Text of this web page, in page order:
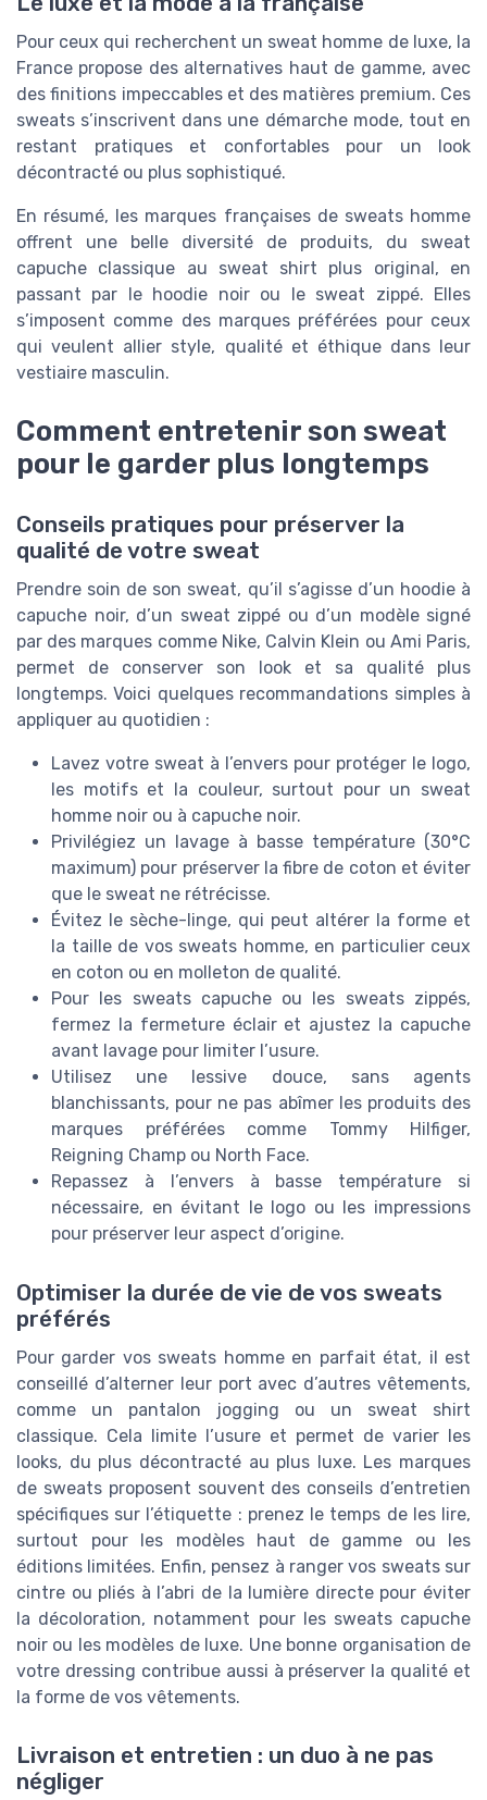
Pour ceux qui recherchent un sweat homme de luxe, la
France propose des alternatives haut de gamme, avec
des finitions impeccables et des matières premium. Ces
sweats s’inscrivent dans une démarche mode, tout en
restant pratiques et confortables pour un look
décontracté ou plus sophistiqué.
En résumé, les marques françaises de sweats homme
offrent une belle diversité de produits, du sweat
capuche classique au sweat shirt plus original, en
passant par le hoodie noir ou le sweat zippé. Elles
s’imposent comme des marques préférées pour ceux
qui veulent allier style, qualité et éthique dans leur
vestiaire masculin.
Comment entretenir son sweat
pour le garder plus longtemps
Conseils pratiques pour préserver la
qualité de votre sweat
Prendre soin de son sweat, qu’il s’agisse d’un hoodie à
capuche noir, d’un sweat zippé ou d’un modèle signé
par des marques comme Nike, Calvin Klein ou Ami Paris,
permet de conserver son look et sa qualité plus
longtemps. Voici quelques recommandations simples à
appliquer au quotidien :
Lavez votre sweat à l’envers pour protéger le logo,
les motifs et la couleur, surtout pour un sweat
homme noir ou à capuche noir.
Privilégiez un lavage à basse température (30°C
maximum) pour préserver la fibre de coton et éviter
que le sweat ne rétrécisse.
Évitez le sèche-linge, qui peut altérer la forme et
la taille de vos sweats homme, en particulier ceux
en coton ou en molleton de qualité.
Pour les sweats capuche ou les sweats zippés,
fermez la fermeture éclair et ajustez la capuche
avant lavage pour limiter l’usure.
Utilisez une lessive douce, sans agents
blanchissants, pour ne pas abîmer les produits des
marques préférées comme Tommy Hilfiger,
Reigning Champ ou North Face.
Repassez à l’envers à basse température si
nécessaire, en évitant le logo ou les impressions
pour préserver leur aspect d’origine.
Optimiser la durée de vie de vos sweats
préférés
Pour garder vos sweats homme en parfait état, il est
conseillé d’alterner leur port avec d’autres vêtements,
comme un pantalon jogging ou un sweat shirt
classique. Cela limite l’usure et permet de varier les
looks, du plus décontracté au plus luxe. Les marques
de sweats proposent souvent des conseils d’entretien
spécifiques sur l’étiquette : prenez le temps de les lire,
surtout pour les modèles haut de gamme ou les
éditions limitées. Enfin, pensez à ranger vos sweats sur
cintre ou pliés à l’abri de la lumière directe pour éviter
la décoloration, notamment pour les sweats capuche
noir ou les modèles de luxe. Une bonne organisation de
votre dressing contribue aussi à préserver la qualité et
la forme de vos vêtements.
Livraison et entretien : un duo à ne pas
négliger